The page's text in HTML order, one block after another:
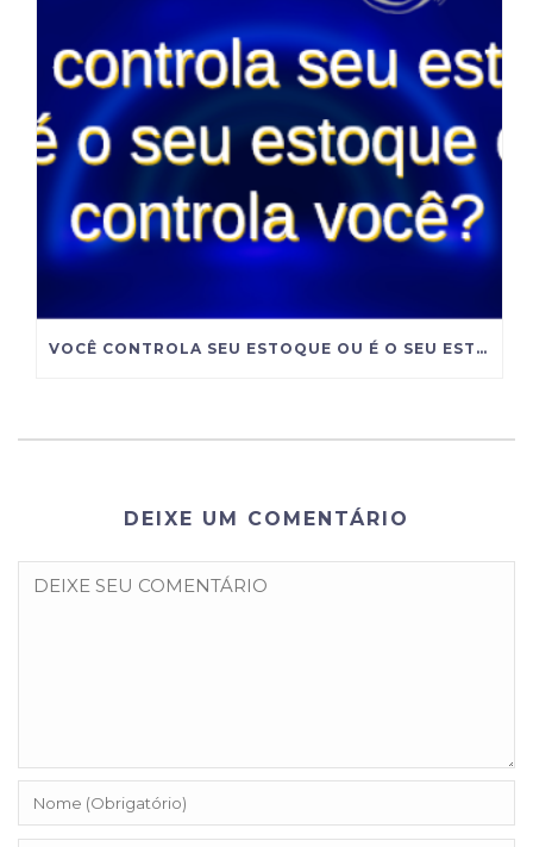
VOCÊ CONTROLA SEU ESTOQUE OU É O SEU ESTOQUE QUE CONTROLA VOCÊ?
DEIXE UM COMENTÁRIO